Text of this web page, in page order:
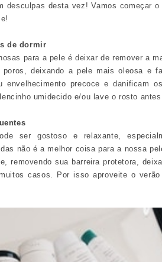
desculpas desta vez! Vamos começar
de dormir
para a pele é deixar de remover a
poros, deixando a pele mais oleosa e
envelhecimento precoce e danificam
umidecido e/ou lave o rosto antes
ser gostoso e relaxante,
não é a melhor coisa para a nossa
removendo sua barreira protetora,
casos. Por isso aproveite o